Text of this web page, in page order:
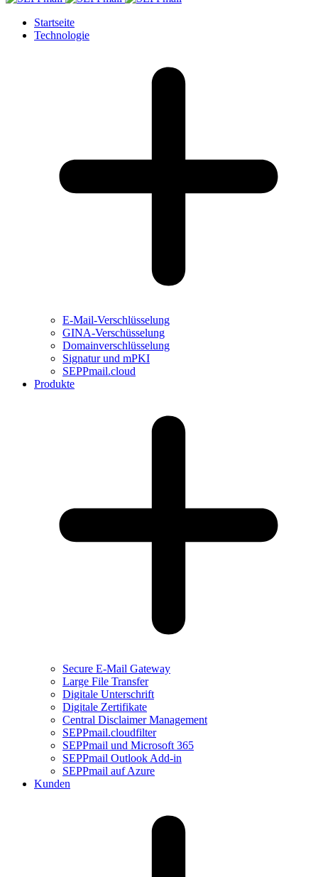
Startseite
Technologie
E-Mail-Verschlüsselung
GINA-Verschüsselung
Domainverschlüsselung
Signatur und mPKI
SEPPmail.cloud
Produkte
Secure E-Mail Gateway
Large File Transfer
Digitale Unterschrift
Digitale Zertifikate
Central Disclaimer Management
SEPPmail.cloudfilter
SEPPmail und Microsoft 365
SEPPmail Outlook Add-in
SEPPmail auf Azure
Kunden